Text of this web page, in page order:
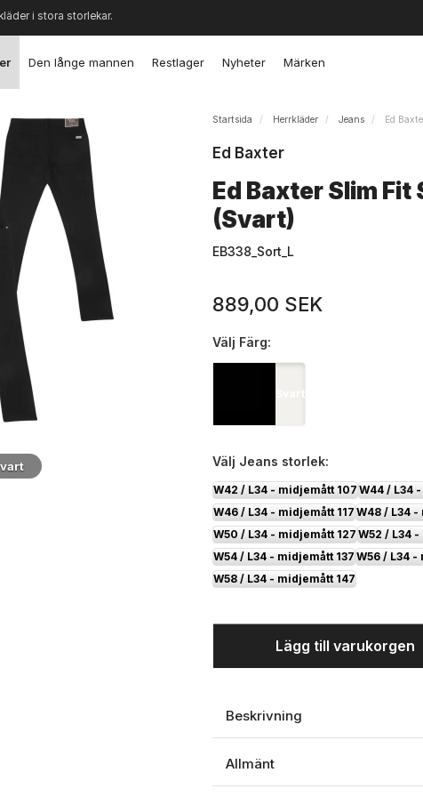
i stora storlekar.
Den långe mannen Restlager Nyheter Märken
Startsida Herrkläder Jeans Ed
Ed Baxter
Ed Baxter Slim
(Svart)
EB338_Sort_L
889,00 SEK
Välj Färg:
Svart
Välj Jeans storlek:
W42 / L34 - midjemått 107 W44 / L34
W46 / L34 - midjemått 117 W48 / L34 -
W50 / L34 - midjemått 127 W52 / L34
W54 / L34 - midjemått 137 W56 / L34 -
W58 / L34 - midjemått 147
Lägg till varukorgen
Beskrivning
Allmänt